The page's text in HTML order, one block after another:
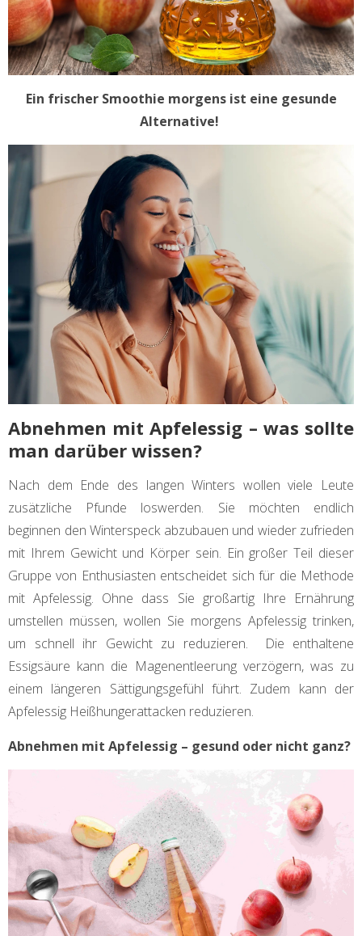
Ein frischer Smoothie morgens ist eine gesunde
Alternative!
Abnehmen mit Apfelessig – was sollte
man darüber wissen?
Nach dem Ende des langen Winters wollen viele Leute
zusätzliche Pfunde loswerden. Sie möchten endlich
beginnen den Winterspeck abzubauen und wieder zufrieden
mit Ihrem Gewicht und Körper sein. Ein großer Teil dieser
Gruppe von Enthusiasten entscheidet sich für die Methode
mit Apfelessig. Ohne dass Sie großartig Ihre Ernährung
umstellen müssen, wollen Sie morgens Apfelessig trinken,
um schnell ihr Gewicht zu reduzieren. Die enthaltene
Essigsäure kann die Magenentleerung verzögern, was zu
einem längeren Sättigungsgefühl führt. Zudem kann der
Apfelessig Heißhungerattacken reduzieren.
Abnehmen mit Apfelessig – gesund oder nicht ganz?